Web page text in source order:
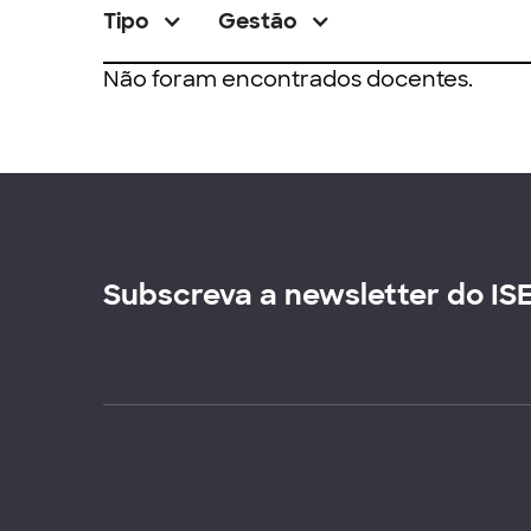
Tipo Gestão
Não foram encontrados docentes.
Subscreva a newsletter do